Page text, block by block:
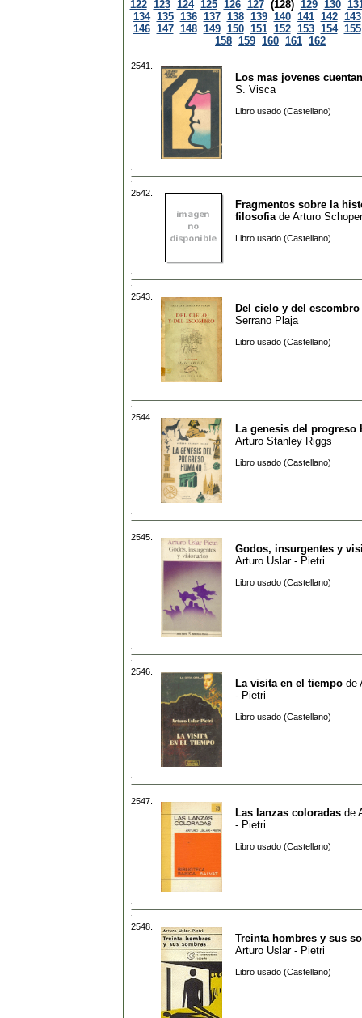
122 123 124 125 126 127 (128) 129 130
134 135 136 137 138 139 140 141 142 143
146 147 148 149 150 151 152 153 154 155
158 159 160 161 162
2541.
Los mas jovenes cuentan
S. Visca
Libro usado (Castellano)
2542.
Fragmentos sobre la
filosofia de Arturo
Libro usado (Castellano)
2543.
Del cielo y del escombro
Serrano Plaja
Libro usado (Castellano)
2544.
La genesis del progreso
Arturo Stanley Riggs
Libro usado (Castellano)
2545.
Godos, insurgentes y
Arturo Uslar - Pietri
Libro usado (Castellano)
2546.
La visita en el tiempo de
- Pietri
Libro usado (Castellano)
2547.
Las lanzas coloradas de
- Pietri
Libro usado (Castellano)
2548.
Treinta hombres y sus
Arturo Uslar - Pietri
Libro usado (Castellano)